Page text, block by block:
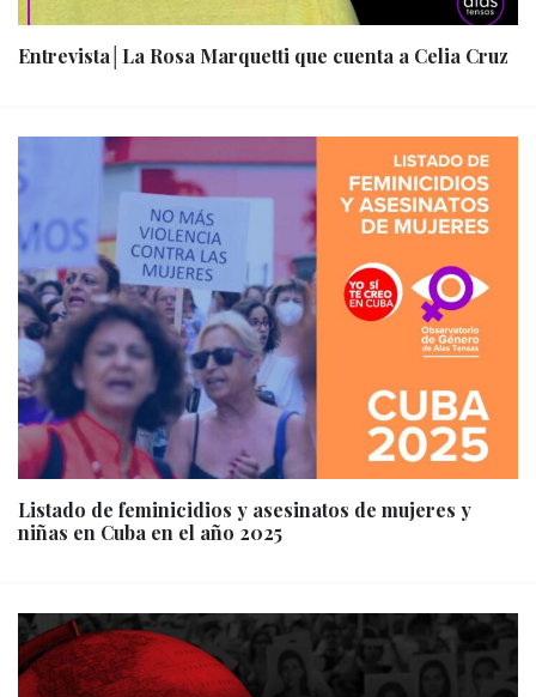
Entrevista│La Rosa Marquetti que cuenta a Celia Cruz
Listado de feminicidios y asesinatos de mujeres y
niñas en Cuba en el año 2025